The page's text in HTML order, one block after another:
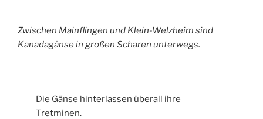
Zwischen Mainflingen und Klein-Welzheim sind
Kanadagänse in großen Scharen unterwegs.
Die Gänse hinterlassen überall ihre
Tretminen.